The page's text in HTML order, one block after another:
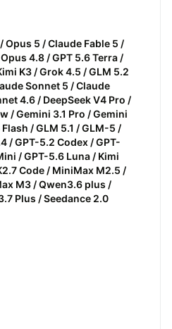
Opus 5 / Claude Fable 5 /
4.8 / GPT 5.6 Terra /
K3 / Grok 4.5 / GLM 5.2
Sonnet 5 / Claude
4.6 / DeepSeek V4 Pro /
/ Gemini 3.1 Pro / Gemini
/ GLM 5.1 / GLM-5 /
/ GPT-5.2 Codex / GPT-
/ GPT-5.6 Luna / Kimi
Code / MiniMax M2.5 /
M3 / Qwen3.6 plus /
Plus / Seedance 2.0